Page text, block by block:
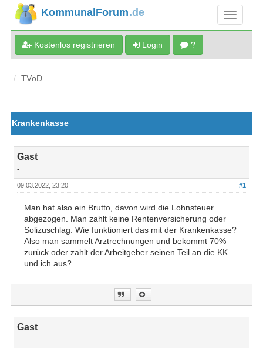
KommunalForum.de
Kostenlos registrieren Login ?
TVöD
Krankenkasse
Gast
-
#1
09.03.2022, 23:20
Man hat also ein Brutto, davon wird die Lohnsteuer
abgezogen. Man zahlt keine Rentenversicherung oder
Solizuschlag. Wie funktioniert das mit der Krankenkasse?
Also man sammelt Arztrechnungen und bekommt 70%
zurück oder zahlt der Arbeitgeber seinen Teil an die KK
und ich aus?
Gast
-